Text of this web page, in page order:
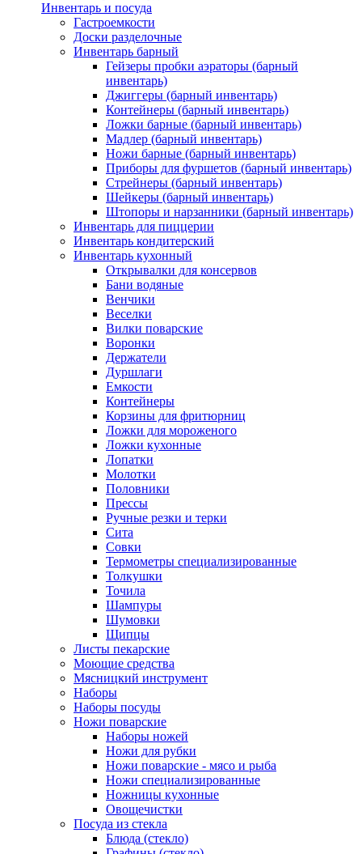
Инвентарь и посуда
Гастроемкости
Доски разделочные
Инвентарь барный
Гейзеры пробки аэраторы (барный
инвентарь)
Джиггеры (барный инвентарь)
Контейнеры (барный инвентарь)
Ложки барные (барный инвентарь)
Мадлер (барный инвентарь)
Ножи барные (барный инвентарь)
Приборы для фуршетов (барный инвентарь)
Стрейнеры (барный инвентарь)
Шейкеры (барный инвентарь)
Штопоры и нарзанники (барный инвентарь)
Инвентарь для пиццерии
Инвентарь кондитерский
Инвентарь кухонный
Открывалки для консервов
Бани водяные
Венчики
Веселки
Вилки поварские
Воронки
Держатели
Дуршлаги
Емкости
Контейнеры
Корзины для фритюрниц
Ложки для мороженого
Ложки кухонные
Лопатки
Молотки
Половники
Прессы
Ручные резки и терки
Сита
Совки
Термометры специализированные
Толкушки
Точила
Шампуры
Шумовки
Щипцы
Листы пекарские
Моющие средства
Мясницкий инструмент
Наборы
Наборы посуды
Ножи поварские
Наборы ножей
Ножи для рубки
Ножи поварские - мясо и рыба
Ножи специализированные
Ножницы кухонные
Овощечистки
Посуда из стекла
Блюда (стекло)